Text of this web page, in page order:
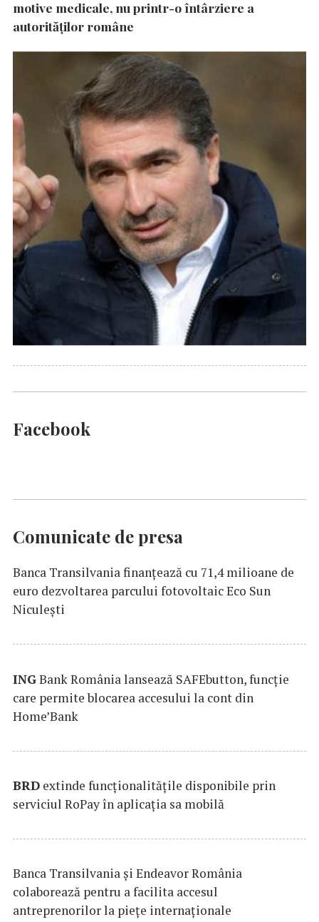
motive medicale, nu printr-o întârziere a
autorităţilor române
Facebook
Comunicate de presa
Banca Transilvania finanțează cu 71,4 milioane de
euro dezvoltarea parcului fotovoltaic Eco Sun
Niculești
INGBank România lansează SAFEbutton, funcţie
care permite blocarea accesului la cont din
Home’Bank
BRD extinde funcţionalităţile disponibile prin
serviciul RoPay în aplicaţia sa mobilă
Banca Transilvania şi Endeavor România
colaborează pentru a facilita accesul
antreprenorilor la pieţe internaţionale